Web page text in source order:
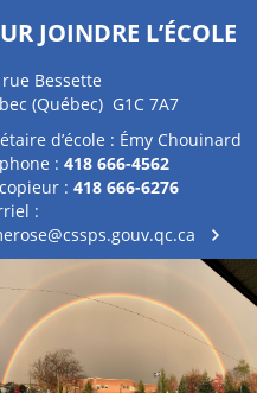
JOINDRE L’ÉCOLE
rue Bessette
(Québec) G1C 7A7
d’école : Émy Chouinard
: 418 666-4562
: 418 666-6276
: